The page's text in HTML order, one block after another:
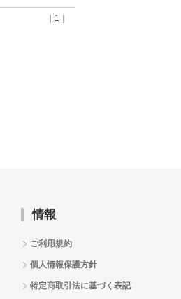
｜1｜
情報
ご利用規約
個人情報保護方針
特定商取引法に基づく表記